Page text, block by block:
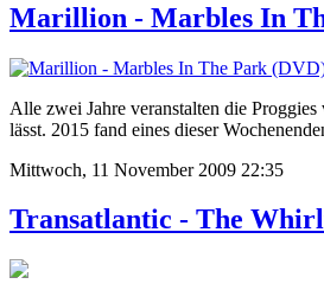
Marillion - Marbles In
Alle zwei Jahre veranstalten die
lässt. 2015 fand eines dieser
Mittwoch, 11 November 2009 22:35
Transatlantic - The